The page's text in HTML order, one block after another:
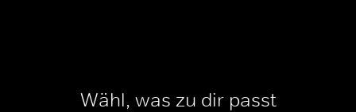
Wähl, was zu dir passt